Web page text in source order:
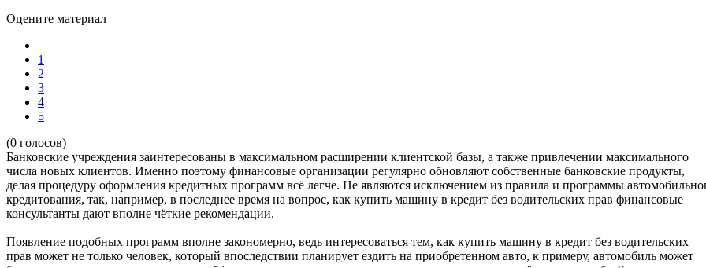
Оцените материал
1
2
3
4
5
(0 голосов)
Банковские учреждения заинтересованы в максимальном расширении клиентской базы, а также привлечении максимального
числа новых клиентов. Именно поэтому финансовые организации регулярно обновляют собственные банковские продукты,
делая процедуру оформления кредитных программ всё легче. Не являются исключением из правила и программы
кредитования, так, например, в последнее время на вопрос, как купить машину в кредит без водительских прав финансовые
консультанты дают вполне чёткие рекомендации.
Появление подобных программ вполне закономерно, ведь интересоваться тем, как купить машину в кредит без водительских
прав может не только человек, который впоследствии планирует ездить на приобретенном авто, к примеру, автомобиль может